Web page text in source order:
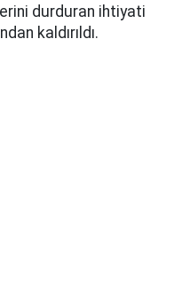
durduran ihtiyati
kaldırıldı.